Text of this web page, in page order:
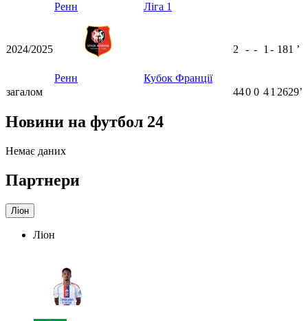
Ренн Ліга 1
2024/2025
Ренн Кубок Франції
2 - - 1 - 181 ʼ
загалом 440 0 41 2629ʼ
Новини на футбол 24
Немає даних
Партнери
Ліон
Ліон